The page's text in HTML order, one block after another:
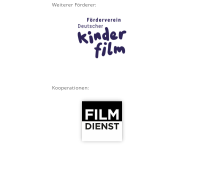
Weiterer Förderer:
Kooperationen: